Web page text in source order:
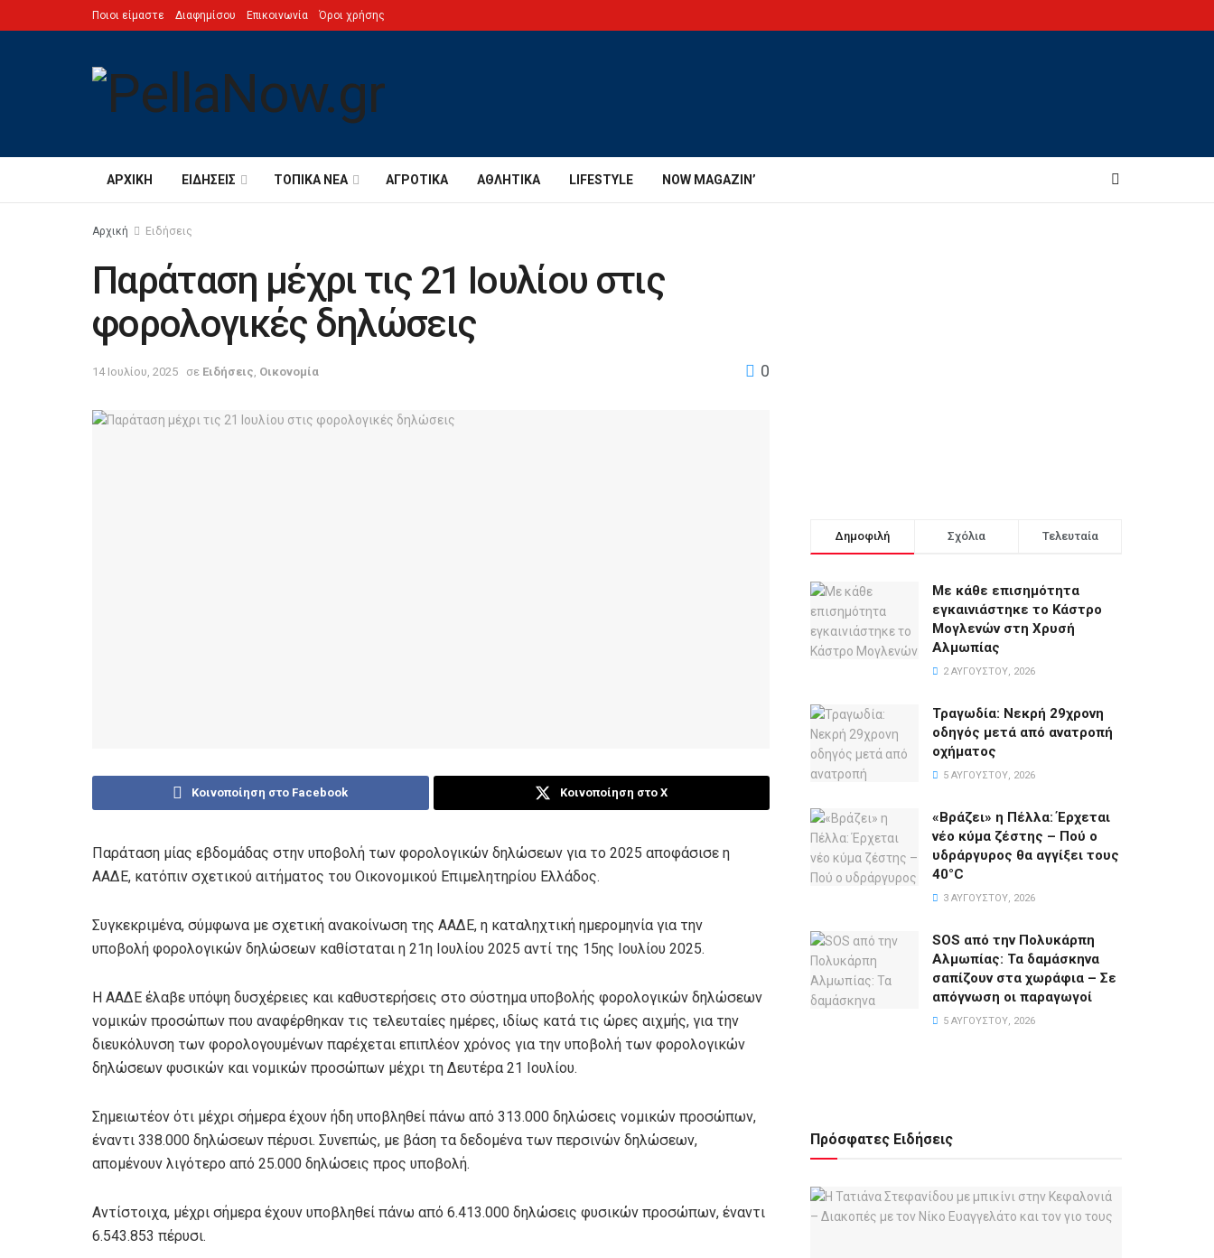
Ποιοι είμαστε Διαφημίσου Επικοινωνία Όροι χρήσης
ΑΡΧΙΚΉ ΕΙΔΉΣΕΙΣ ΤΟΠΙΚΆ ΝΈΑ ΑΓΡΟΤΙΚΆ ΑΘΛΗΤΙΚΆ LIFESTYLE NOW MAGAZIN’
Αρχική Ειδήσεις
Παράταση μέχρι τις 21 Iουλίου στις
φορολογικές δηλώσεις
14 Ιουλίου, 2025 σε Ειδήσεις Οικονομία 0
Κοινοποίηση στο Facebook Κοινοποίηση στο X
Παράταση μίας εβδομάδας στην υποβολή των φορολογικών δηλώσεων για το 2025 αποφάσισε η
ΑΑΔΕ, κατόπιν σχετικού αιτήματος του Οικονομικού Επιμελητηρίου Ελλάδος.
Συγκεκριμένα, σύμφωνα με σχετική ανακοίνωση της ΑΑΔΕ, η καταληχτική ημερομηνία για την
υποβολή φορολογικών δηλώσεων καθίσταται η 21η Ιουλίου 2025 αντί της 15ης Ιουλίου 2025.
Η ΑΑΔΕ έλαβε υπόψη δυσχέρειες και καθυστερήσεις στο σύστημα υποβολής φορολογικών δηλώσεων
νομικών προσώπων που αναφέρθηκαν τις τελευταίες ημέρες, ιδίως κατά τις ώρες αιχμής, για την
διευκόλυνση των φορολογουμένων παρέχεται επιπλέον χρόνος για την υποβολή των φορολογικών
δηλώσεων φυσικών και νομικών προσώπων μέχρι τη Δευτέρα 21 Ιουλίου.
Σημειωτέον ότι μέχρι σήμερα έχουν ήδη υποβληθεί πάνω από 313.000 δηλώσεις νομικών προσώπων,
έναντι 338.000 δηλώσεων πέρυσι. Συνεπώς, με βάση τα δεδομένα των περσινών δηλώσεων,
απομένουν λιγότερο από 25.000 δηλώσεις προς υποβολή.
Αντίστοιχα, μέχρι σήμερα έχουν υποβληθεί πάνω από 6.413.000 δηλώσεις φυσικών προσώπων, έναντι
6.543.853 πέρυσι.
Δημοφιλή Σχόλια Τελευταία
Με κάθε επισημότητα
εγκαινιάστηκε το Κάστρο
Μογλενών στη Χρυσή
Αλμωπίας
2 ΑΥΓΟΎΣΤΟΥ, 2026
Τραγωδία: Νεκρή 29χρονη
οδηγός μετά από ανατροπή
οχήματος
5 ΑΥΓΟΎΣΤΟΥ, 2026
«Βράζει» η Πέλλα: Έρχεται
νέο κύμα ζέστης – Πού ο
υδράργυρος θα αγγίξει τους
40°C
3 ΑΥΓΟΎΣΤΟΥ, 2026
SOS από την Πολυκάρπη
Αλμωπίας: Τα δαμάσκηνα
σαπίζουν στα χωράφια – Σε
απόγνωση οι παραγωγοί
5 ΑΥΓΟΎΣΤΟΥ, 2026
Πρόσφατες Ειδήσεις